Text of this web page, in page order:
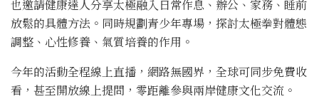
也邀請健康達人分享太極融入日常作息、辦公、家務、睡前
放鬆的具體方法。同時規劃青少年專場，探討太極拳對體態
調整、心性修養、氣質培養的作用。
今年的活動全程線上直播，網路無國界，全球可同步免費收
看，甚至開放線上提問，零距離參與兩岸健康文化交流。